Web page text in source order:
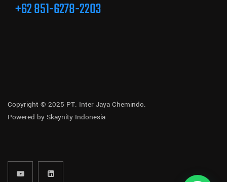
+62 851-6278-2203
Copyright © 2025 PT. Inter Jaya Chemindo.
Powered by Skaynity Indonesia